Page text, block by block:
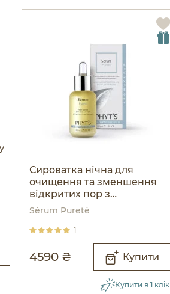
Сироватка нічна для
очищення та зменшення
відкритих пор з
протизапальною дією
Sérum Pureté
1
4590 ₴ Купити
Купити в 1 клік